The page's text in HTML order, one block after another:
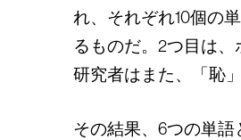
れ、それぞれ10個の
るものだ。2つ目は
研究者はまた、「恥
その結果、6つの単